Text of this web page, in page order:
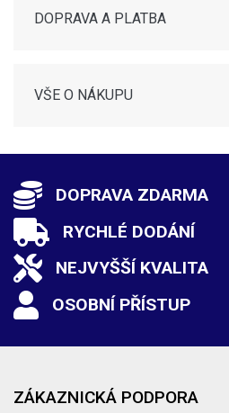
DOPRAVA A PLATBA
VŠE O NÁKUPU
DOPRAVA ZDARMA
RYCHLÉ DODÁNÍ
NEJVYŠŠÍ KVALITA
OSOBNÍ PŘÍSTUP
ZÁKAZNICKÁ PODPORA